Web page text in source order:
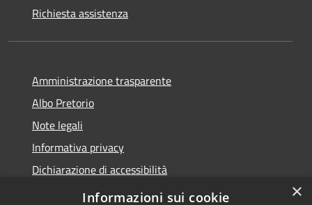
Richiesta assistenza
Amministrazione trasparente
Albo Pretorio
Note legali
Informativa privacy
Dichiarazione di accessibilità
Obiettivi di accessibilità
×
Informazioni sui cookie